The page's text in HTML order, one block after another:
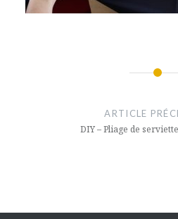
ARTICLE
DIY – Pliage de